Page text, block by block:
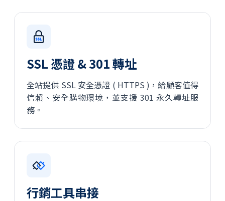
SSL 憑證 & 301 轉址
全站提供 SSL 安全憑證 ( HTTPS )，給顧客值得
信賴、安全購物環境，並支援 301 永久轉址服
務。
行銷工具串接